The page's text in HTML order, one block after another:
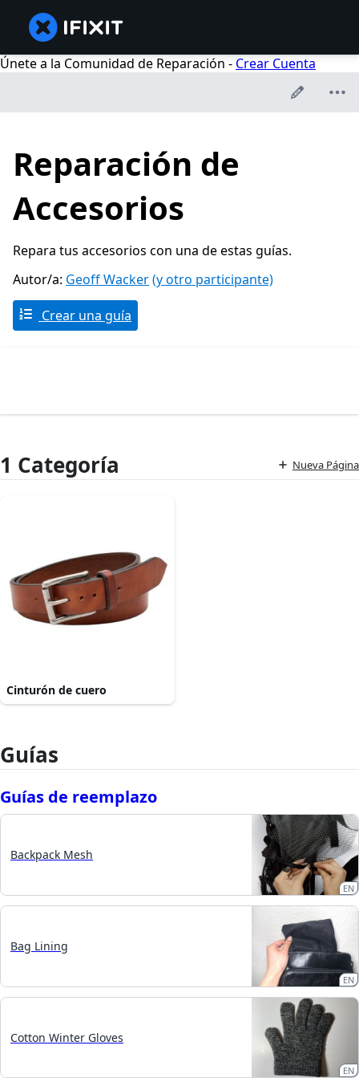
Únete a la Comunidad de Reparación - Crear Cuenta
Reparación de
Accesorios
Repara tus accesorios con una de estas guías.
Autor/a: Geoff Wacker(y otro participante)
Crear una guía
1 Categoría Nueva Página
Cinturón de cuero
Guías
Guías de reemplazo
Backpack Mesh
EN
Bag Lining
EN
Cotton Winter Gloves
EN